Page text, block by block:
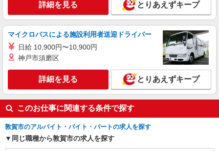
詳細を見る とりあえずキープ
マイクロバスによる施設利用者送迎ドライバー
日給 10,900円〜10,900円
神戸市須磨区
詳細を見る とりあえずキープ
このお仕事に関連する条件で探す
敦賀市のアルバイト・バイト・パートの求人を探す
同じ職種から敦賀市の求人を探す